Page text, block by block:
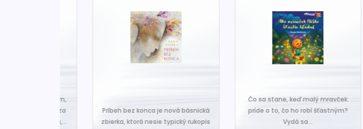
Príbeh bez konca je nová básnická
zbierka, ktorá nesie typický rukopis
Čo sa stane, keď malý mravček
príde o to, čo ho robí šťastným?
Vydá sa...